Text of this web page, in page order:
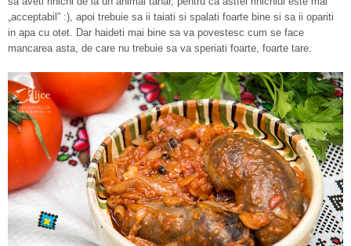
„acceptabil” :), apoi trebuie sa ii taiati si spalati foarte bine si sa ii opariti
in apa cu otet. Dar haideti mai bine sa va povestesc cum se face
mancarea asta, de care nu trebuie sa va speriati foarte, foarte tare.